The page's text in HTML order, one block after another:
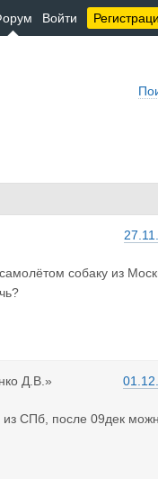
Войти
собаку из
Д.В.»
из СПб, после 09дек